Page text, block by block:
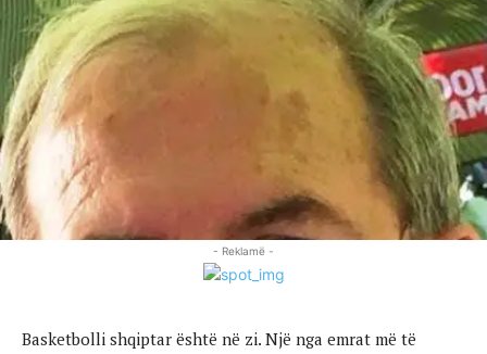
- Reklamë -
Basketbolli shqiptar është në zi. Një nga emrat më të